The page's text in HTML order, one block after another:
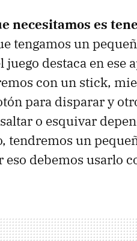
necesitamos es
tengamos un
destaca en ese
con un stick,
para disparar y
o esquivar
tendremos un
debemos usarlo